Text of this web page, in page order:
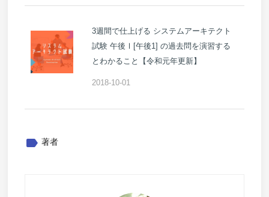
3週間で仕上げる システムアーキテクト
試験 午後Ⅰ[午後1] の過去問を演習する
とわかること【令和元年更新】
2018-10-01
label 著者